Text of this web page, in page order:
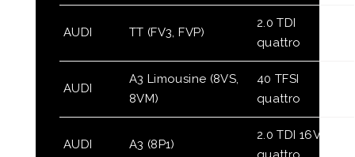
AUDI TT (FV3, FVP)
2.0 TDI
quattro
AUDI
A3 Limousine (8VS,
8VM)
40 TFSI
quattro
AUDI A3 (8P1)
2.0 TDI 16V